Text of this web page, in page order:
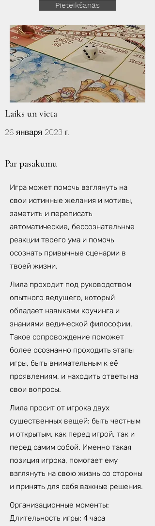
Pieteikšanās
Laiks un vieta
26 января 2023 г.
Par pasākumu
Игра может помочь взглянуть на
свои истинные желания и мотивы,
заметить и переписать
автоматические, бессознательные
реакции твоего ума и помочь
осознать привычные сценарии в
твоей жизни.
Лила проходит под руководством
опытного ведущего, который
обладает навыками коучинга и
знаниями ведической философии.
Такое сопровождение поможет
более осознанно проходить этапы
игры, быть внимательным к её
проявлениям, и находить ответы на
свои вопросы.
Лила просит от игрока двух
существенных вещей: быть честным
и открытым, как перед игрой, так и
перед самим собой. Именно такая
позиция игрока, помогает ему
взглянуть на свою жизнь со стороны
и принять для себя важные решения.
Организационные моменты:
Длительность игры: 4 часа